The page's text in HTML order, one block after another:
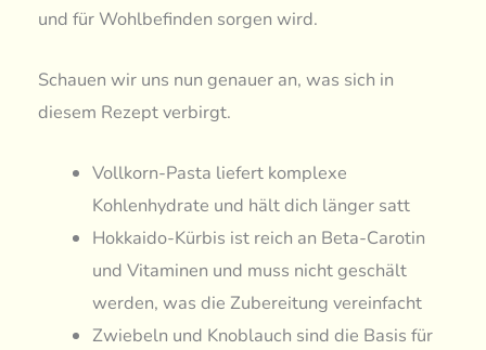
und für Wohlbefinden sorgen wird.
Schauen wir uns nun genauer an, was sich in
diesem Rezept verbirgt.
Vollkorn-Pasta liefert komplexe
Kohlenhydrate und hält dich länger satt
Hokkaido-Kürbis ist reich an Beta-Carotin
und Vitaminen und muss nicht geschält
werden, was die Zubereitung vereinfacht
Zwiebeln und Knoblauch sind die Basis für